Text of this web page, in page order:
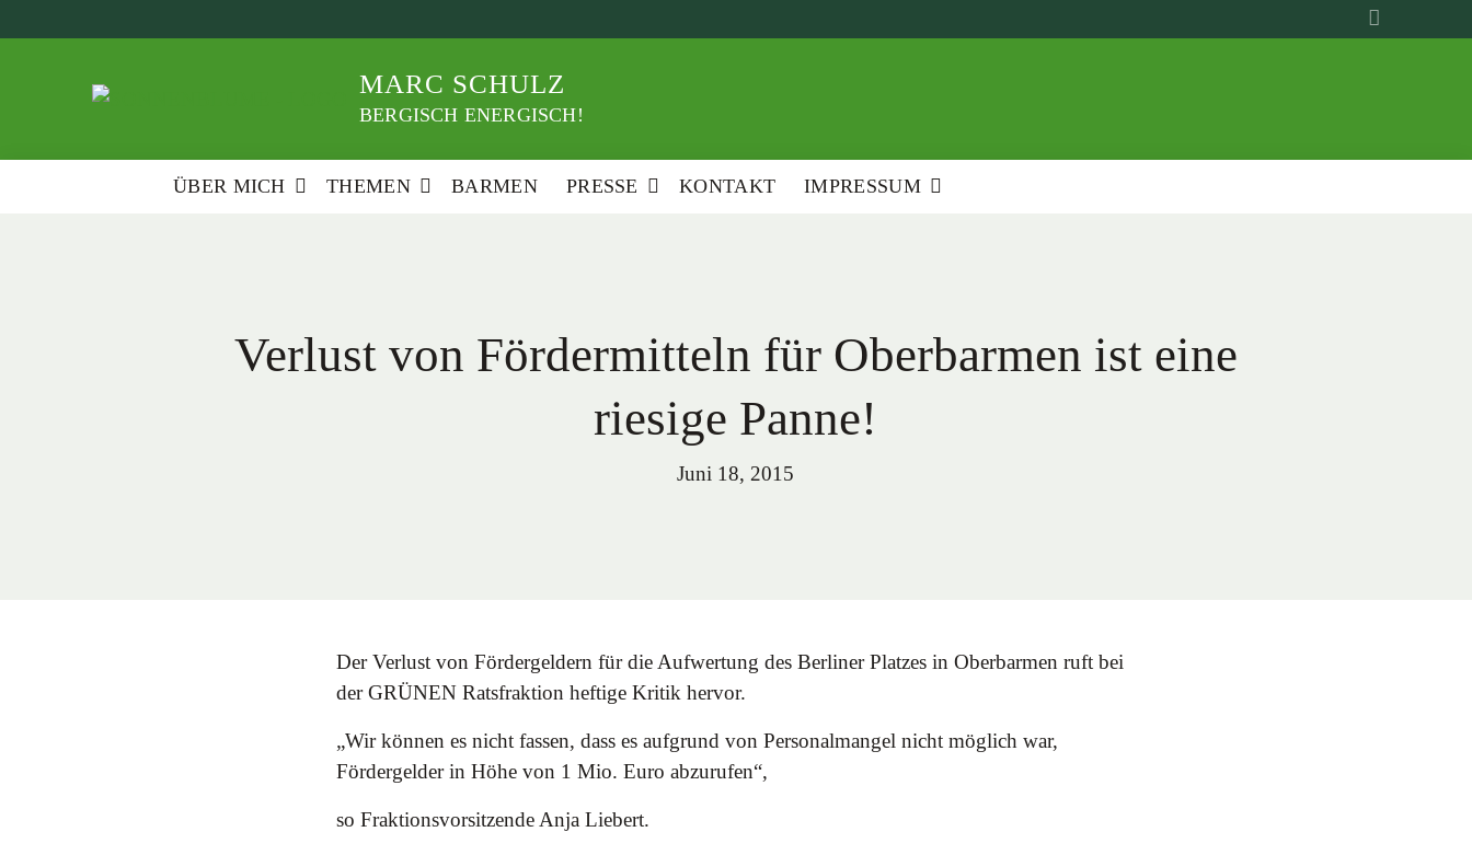
zum
MARC SCHULZ
BERGISCH ENERGISCH!
ÜBER MICH THEMEN BARMEN PRESSE KONTAKT IMPRESSUM
Verlust von Fördermitteln für Oberbarmen ist eine
riesige Panne!
Juni 18, 2015
Der Verlust von Fördergeldern für die Aufwertung des Berliner Platzes in Oberbarmen ruft bei
der GRÜNEN Ratsfraktion heftige Kritik hervor.
„Wir können es nicht fassen, dass es aufgrund von Personalmangel nicht möglich war,
Fördergelder in Höhe von 1 Mio. Euro abzurufen“,
so Fraktionsvorsitzende Anja Liebert.